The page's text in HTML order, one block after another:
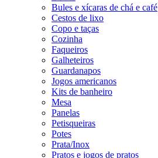
Bules e xícaras de chá e café
Cestos de lixo
Copo e taças
Cozinha
Faqueiros
Galheteiros
Guardanapos
Jogos americanos
Kits de banheiro
Mesa
Panelas
Petisqueiras
Potes
Prata/Inox
Pratos e jogos de pratos